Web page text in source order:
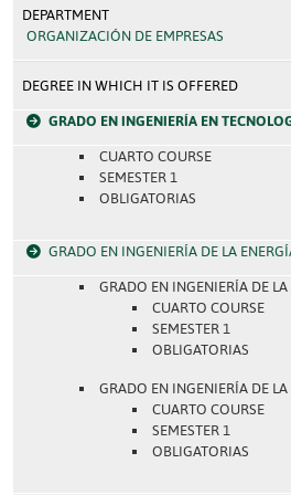
DEPARTMENT
ORGANIZACIÓN DE EMPRESAS
DEGREE IN WHICH IT IS OFFERED
GRADO EN INGENIERÍA EN
CUARTO COURSE
SEMESTER 1
OBLIGATORIAS
GRADO EN INGENIERÍA DE LA
GRADO EN INGENIERÍA DE
CUARTO COURSE
SEMESTER 1
OBLIGATORIAS
GRADO EN INGENIERÍA DE
CUARTO COURSE
SEMESTER 1
OBLIGATORIAS